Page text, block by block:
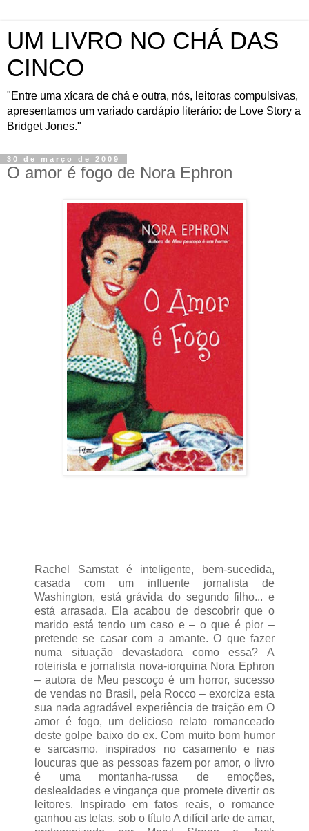
UM LIVRO NO CHÁ DAS
CINCO
"Entre uma xícara de chá e outra, nós, leitoras compulsivas,
apresentamos um variado cardápio literário: de Love Story a
Bridget Jones."
30 de março de 2009
O amor é fogo de Nora Ephron
Rachel Samstat é inteligente, bem-sucedida,
casada com um influente jornalista de
Washington, está grávida do segundo filho... e
está arrasada. Ela acabou de descobrir que o
marido está tendo um caso e – o que é pior –
pretende se casar com a amante. O que fazer
numa situação devastadora como essa? A
roteirista e jornalista nova-iorquina Nora Ephron
– autora de Meu pescoço é um horror, sucesso
de vendas no Brasil, pela Rocco – exorciza esta
sua nada agradável experiência de traição em O
amor é fogo, um delicioso relato romanceado
deste golpe baixo do ex. Com muito bom humor
e sarcasmo, inspirados no casamento e nas
loucuras que as pessoas fazem por amor, o livro
é uma montanha-russa de emoções,
deslealdades e vingança que promete divertir os
leitores. Inspirado em fatos reais, o romance
ganhou as telas, sob o título A difícil arte de amar,